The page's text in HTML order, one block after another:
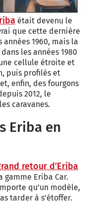
était devenu le
que cette dernière
1960, mais la
les années 1980
cellule étroite et
puis profilés et
enfin, des fourgons
2012, le
caravanes.
Eriba en
retour d’Eriba
gamme Eriba Car.
qu’un modèle,
tarder à s’étoffer.